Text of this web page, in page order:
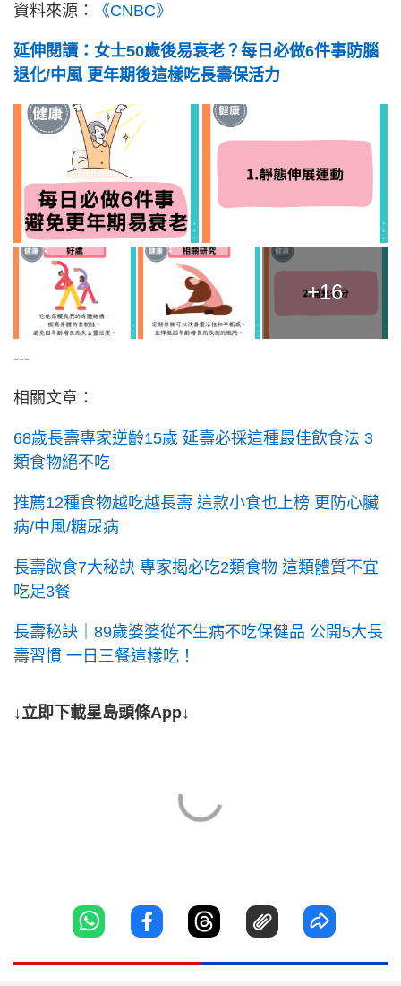
資料來源： 《CNBC》
延伸閱讀：女士50歲後易衰老？每日必做6件事防腦
退化/中風 更年期後這樣吃長壽保活力
+16
---
相關文章：
68歲長壽專家逆齡15歲 延壽必採這種最佳飲食法 3
類食物絕不吃
推薦12種食物越吃越長壽 這款小食也上榜 更防心臟
病/中風/糖尿病
長壽飲食7大秘訣 專家揭必吃2類食物 這類體質不宜
吃足3餐
長壽秘訣｜89歲婆婆從不生病不吃保健品 公開5大長
壽習慣 一日三餐這樣吃！
↓立即下載星島頭條App↓